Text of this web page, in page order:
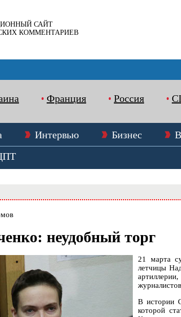
САЙТ
КОММЕНТАРИЕВ
Франция Россия
Интервью Бизнес
неудобный торг
21 марта
летчицы
В истории
которой